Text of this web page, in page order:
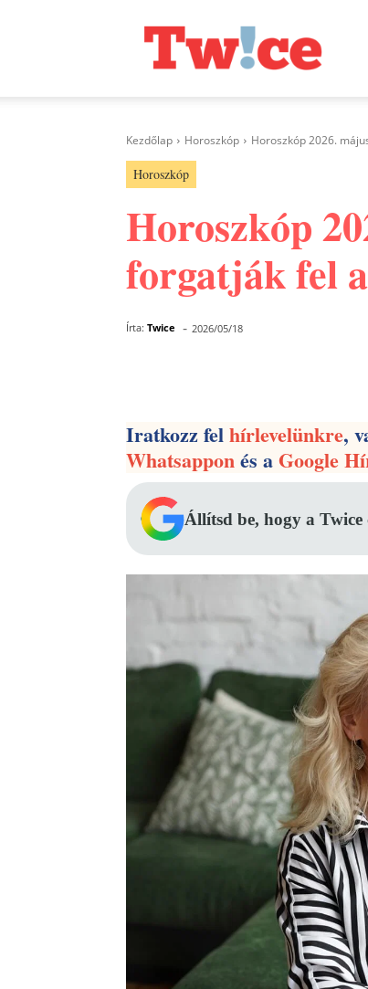
Kezdőlap Horoszkóp Horoszkóp 2026.
Horoszkóp
Horoszkóp
forgatják fel
Írta: Twice - 2026/05/18
Iratkozz felhírlevelünkre,
Whatsapponés aGoogle
Állítsd be, hogy a